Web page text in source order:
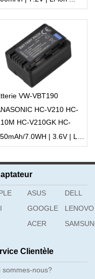
FZ62
VW-VBT190
HC-V210 HC-
HC-V210GK HC-
HC-V230M HC-
HC-V270 HC-V270GK
1950mAh/7.0WH | 3.6V | Li-ion ...
ASUS
DELL
GOOGLE
LENOVO
ACER
Clientèle
sommes-nous?